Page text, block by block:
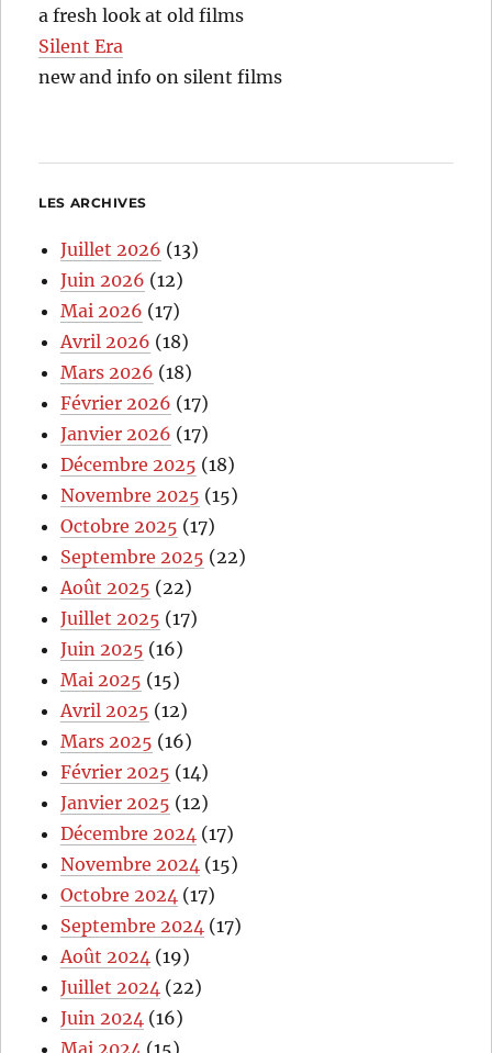
a fresh look at old films
Silent Era
new and info on silent films
LES ARCHIVES
Juillet 2026 (13)
Juin 2026 (12)
Mai 2026 (17)
Avril 2026 (18)
Mars 2026 (18)
Février 2026 (17)
Janvier 2026 (17)
Décembre 2025 (18)
Novembre 2025 (15)
Octobre 2025 (17)
Septembre 2025 (22)
Août 2025 (22)
Juillet 2025 (17)
Juin 2025 (16)
Mai 2025 (15)
Avril 2025 (12)
Mars 2025 (16)
Février 2025 (14)
Janvier 2025 (12)
Décembre 2024 (17)
Novembre 2024 (15)
Octobre 2024 (17)
Septembre 2024 (17)
Août 2024 (19)
Juillet 2024 (22)
Juin 2024 (16)